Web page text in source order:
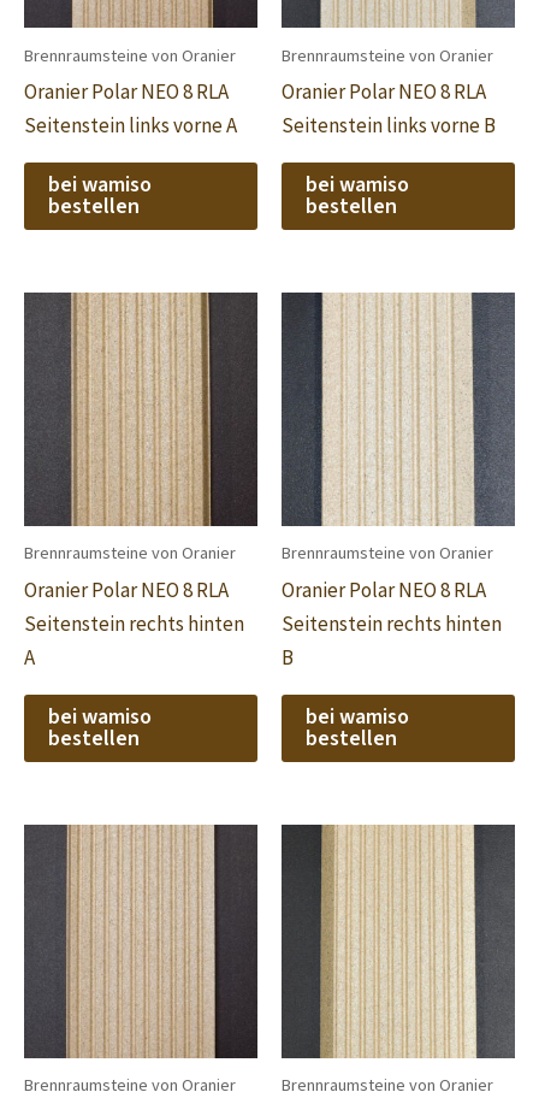
Brennraumsteine von Oranier
Oranier Polar NEO 8 RLA
Seitenstein links vorne A
bei wamiso
bestellen
Brennraumsteine von Oranier
Oranier Polar NEO 8 RLA
Seitenstein links vorne B
bei wamiso
bestellen
Brennraumsteine von Oranier
Oranier Polar NEO 8 RLA
Seitenstein rechts hinten
A
bei wamiso
bestellen
Brennraumsteine von Oranier
Oranier Polar NEO 8 RLA
Seitenstein rechts hinten
B
bei wamiso
bestellen
Brennraumsteine von Oranier Brennraumsteine von Oranier